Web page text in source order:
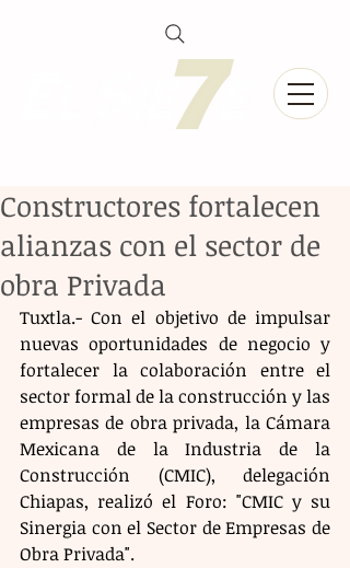
Constructores fortalecen
alianzas con el sector de
obra Privada
Tuxtla.- Con el objetivo de impulsar
nuevas oportunidades de negocio y
fortalecer la colaboración entre el
sector formal de la construcción y las
empresas de obra privada, la Cámara
Mexicana de la Industria de la
Construcción (CMIC), delegación
Chiapas, realizó el Foro: "CMIC y su
Sinergia con el Sector de Empresas de
Obra Privada".